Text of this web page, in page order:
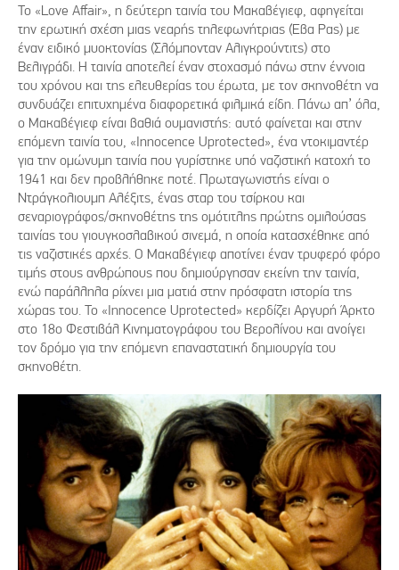
Το «Love Affair», η δεύτερη ταινία του Μακαβέγιεφ, αφηγείται
την ερωτική σχέση μιας νεαρής τηλεφωνήτριας (Έβα Ρας) με
έναν ειδικό μυοκτονίας (Σλόμπονταν Αλιγκρούντιτς) στο
Βελιγράδι. Η ταινία αποτελεί έναν στοχασμό πάνω στην έννοια
του χρόνου και της ελευθερίας του έρωτα, με τον σκηνοθέτη να
συνδυάζει επιτυχημένα διαφορετικά φιλμικά είδη. Πάνω απ’ όλα,
ο Μακαβέγιεφ είναι βαθιά ουμανιστής: αυτό φαίνεται και στην
επόμενη ταινία του, «Innocence Uprotected», ένα ντοκιμαντέρ
για την ομώνυμη ταινία που γυρίστηκε υπό ναζιστική κατοχή το
1941 και δεν προβλήθηκε ποτέ. Πρωταγωνιστής είναι ο
Ντράγκολιουμπ Αλέξιτς, ένας σταρ του τσίρκου και
σεναριογράφος/σκηνοθέτης της ομότιτλης πρώτης ομιλούσας
ταινίας του γιουγκοσλαβικού σινεμά, η οποία κατασχέθηκε από
τις ναζιστικές αρχές. Ο Μακαβέγιεφ αποτίνει έναν τρυφερό φόρο
τιμής στους ανθρώπους που δημιούργησαν εκείνη την ταινία,
ενώ παράλληλα ρίχνει μια ματιά στην πρόσφατη ιστορία της
χώρας του. Το «Innocence Uprotected» κερδίζει Αργυρή Άρκτο
στο 18ο Φεστιβάλ Κινηματογράφου του Βερολίνου και ανοίγει
τον δρόμο για την επόμενη επαναστατική δημιουργία του
σκηνοθέτη.